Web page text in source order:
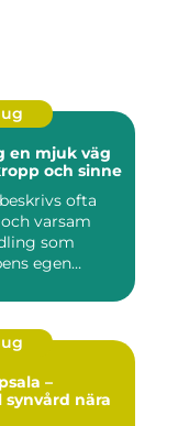
och sinne
ofta
varsam
som
egen
–
synvård nära